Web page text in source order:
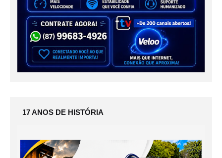
17 ANOS DE HISTÓRIA